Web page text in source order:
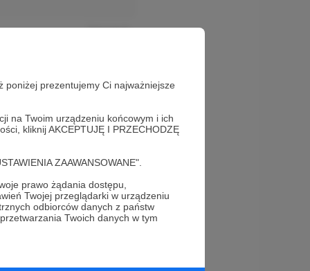
poniżej prezentujemy Ci najważniejsze
na Twoim urządzeniu końcowym i ich
kliknij AKCEPTUJĘ I PRZECHODZĘ
ZAAWANSOWANE".
prawo żądania dostępu,
Twojej przeglądarki w urządzeniu
odbiorców danych z państw
Twoich danych w tym
Odpowiedz